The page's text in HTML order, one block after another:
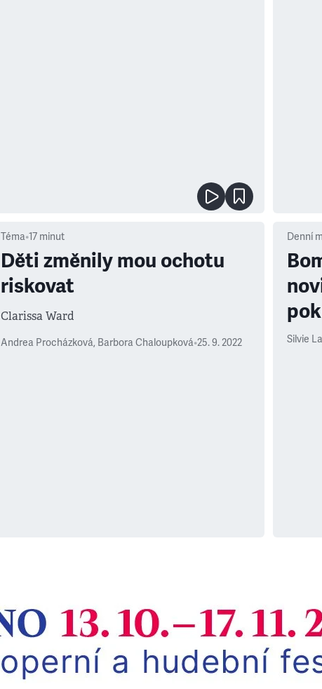
Téma•17 minut
Děti změnily mou ochotu
riskovat
Clarissa Ward
Andrea Procházková, Barbora Chaloupková•25. 9. 2022
Denní
Silvie